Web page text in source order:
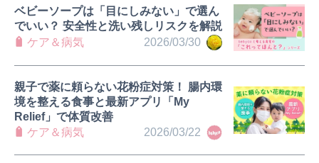
2026/03/30
ベビーソープは「目にしみない」で選ん
でいい？ 安全性と洗い残しリスクを解説
ケア＆病気
2026/03/22
親子で薬に頼らない花粉症対策！ 腸内環
境を整える食事と最新アプリ「My
Relief」で体質改善
ケア＆病気